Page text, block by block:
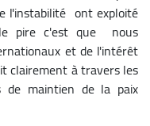
l'instabilité ont exploité
pire c'est que nous
et de l'intérêt
clairement à travers les
de maintien de la paix